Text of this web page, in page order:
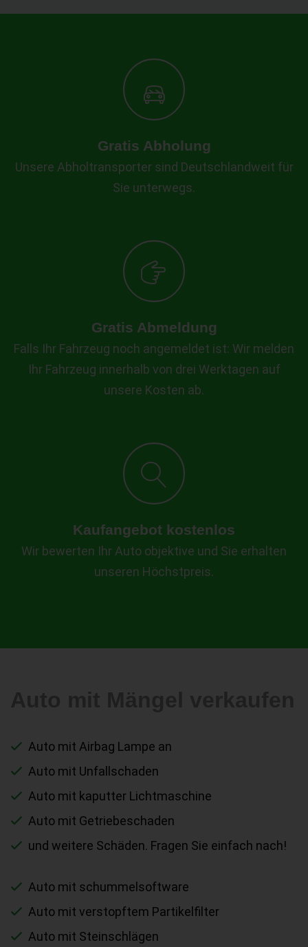
Gratis Abholung
Unsere Abholtransporter sind Deutschlandweit für
Sie unterwegs.
Gratis Abmeldung
Falls Ihr Fahrzeug noch angemeldet ist: Wir melden
Ihr Fahrzeug innerhalb von drei Werktagen auf
unsere Kosten ab.
Kaufangebot kostenlos
Wir bewerten Ihr Auto objektive und Sie erhalten
unseren Höchstpreis.
Auto mit Airbag Lampe an
Auto mit Unfallschaden
Auto mit kaputter Lichtmaschine
Auto mit Getriebeschaden
und weitere Schäden. Fragen Sie einfach nach!
Auto mit schummelsoftware
Auto mit verstopftem Partikelfilter
Auto mit Steinschlägen